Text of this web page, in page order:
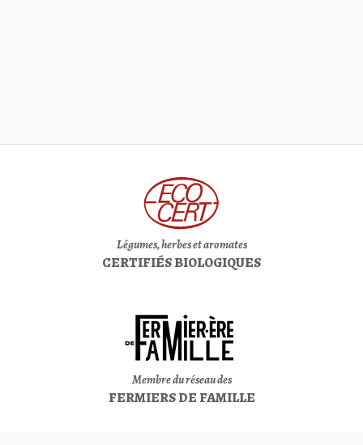
Légumes, herbes et aromates
CERTIFIÉS BIOLOGIQUES
Membre du réseau des
FERMIERS DE FAMILLE